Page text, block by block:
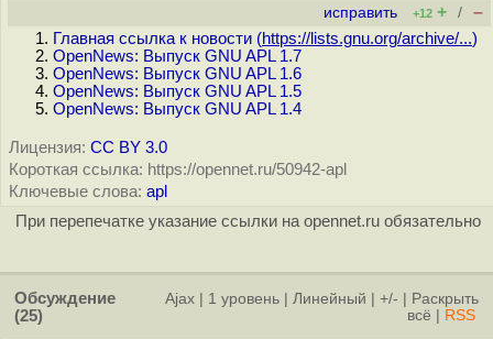
исправить +12 + / –
Главная ссылка к новости (https://lists.gnu.org/archive/...)
OpenNews: Выпуск GNU APL 1.7
OpenNews: Выпуск GNU APL 1.6
OpenNews: Выпуск GNU APL 1.5
OpenNews: Выпуск GNU APL 1.4
Лицензия: CC BY 3.0
Короткая ссылка: https://opennet.ru/50942-apl
Ключевые слова: apl
При перепечатке указание ссылки на opennet.ru обязательно
Обсуждение
(25)
Ajax 1 уровень Линейный +/-
Раскрыть
всё
RSS